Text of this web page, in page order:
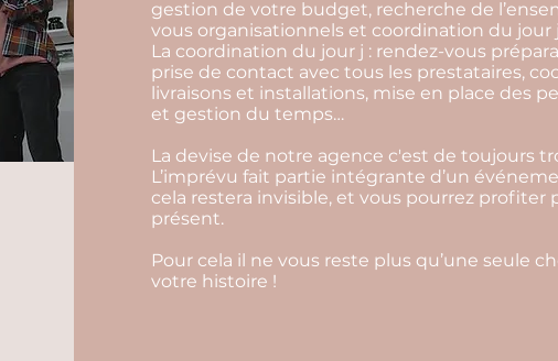
gestion de votre budget, recherche de
vous organisationnels et coordination du jour
La coordination du jour j : rendez-vous
prise de contact avec tous les prestataires,
livraisons et installations, mise en place des
et gestion du temps…
La devise de notre agence c'est de toujours
L’imprévu fait partie intégrante d’un
cela restera invisible, et vous pourrez profiter
présent.
Pour cela il ne vous reste plus qu’une seule
votre histoire !